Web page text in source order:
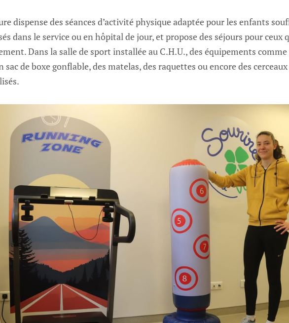
dispense des séances d’activité physique adaptée pour les enfants
dans le service ou en hôpital de jour, et propose des séjours pour
Dans la salle de sport installée au C.H.U., des équipements
sac de boxe gonflable, des matelas, des raquettes ou encore des